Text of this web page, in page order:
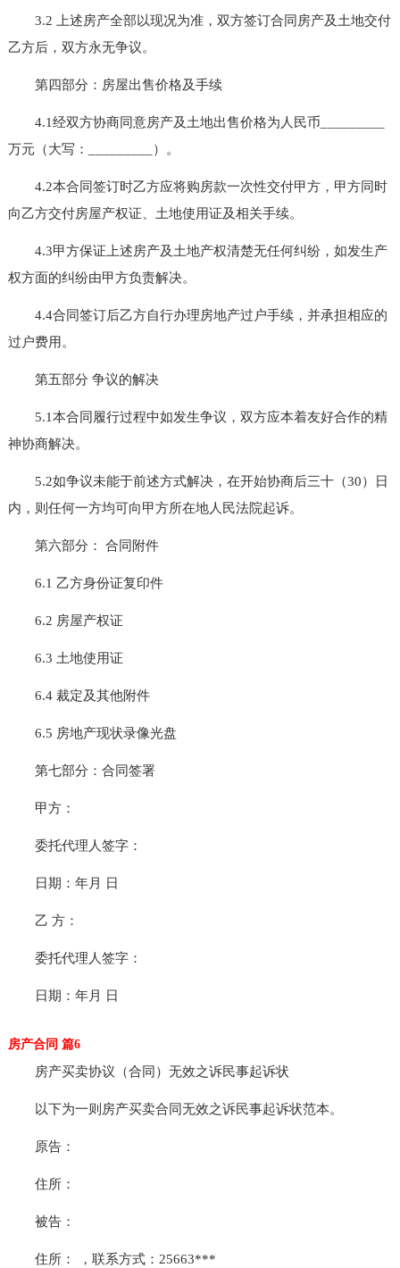
3.2 上述房产全部以现况为准，双方签订合同房产及土地交付
乙方后，双方永无争议。
第四部分：房屋出售价格及手续
4.1经双方协商同意房产及土地出售价格为人民币_________
万元（大写：_________）。
4.2本合同签订时乙方应将购房款一次性交付甲方，甲方同时
向乙方交付房屋产权证、土地使用证及相关手续。
4.3甲方保证上述房产及土地产权清楚无任何纠纷，如发生产
权方面的纠纷由甲方负责解决。
4.4合同签订后乙方自行办理房地产过户手续，并承担相应的
过户费用。
第五部分 争议的解决
5.1本合同履行过程中如发生争议，双方应本着友好合作的精
神协商解决。
5.2如争议未能于前述方式解决，在开始协商后三十（30）日
内，则任何一方均可向甲方所在地人民法院起诉。
第六部分： 合同附件
6.1 乙方身份证复印件
6.2 房屋产权证
6.3 土地使用证
6.4 裁定及其他附件
6.5 房地产现状录像光盘
第七部分：合同签署
甲方：
委托代理人签字：
日期：年月 日
乙 方：
委托代理人签字：
日期：年月 日
房产合同 篇6
房产买卖协议（合同）无效之诉民事起诉状
以下为一则房产买卖合同无效之诉民事起诉状范本。
原告：
住所：
被告：
住所： ，联系方式：25663***